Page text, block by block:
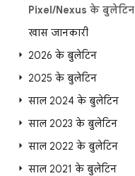
Pixel/Nexus के बुलेटिन
खास जानकारी
2026 के बुलेटिन
2025 के बुलेटिन
साल 2024 के बुलेटिन
साल 2023 के बुलेटिन
साल 2022 के बुलेटिन
साल 2021 के बुलेटिन